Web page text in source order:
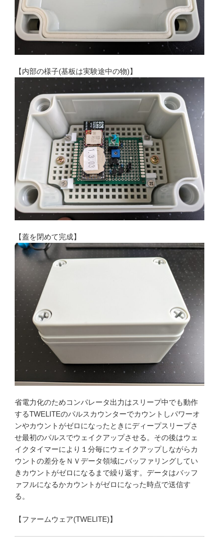
【内部の様子(基板は実験途中の物)】
【蓋を閉めて完成】
省電力化のためコンパレータ出力はスリープ中でも動作
するTWELITEのパルスカウンターでカウントしパワーオ
ンやカウントがゼロになったときにディープスリープさ
せ最初のパルスでウェイクアップさせる。その後はウェ
イクタイマーにより１分毎にウェイクアップしながらカ
ウントの差分をＮＶデータ領域にバッファリングしてい
きカウントがゼロになるまで繰り返す。データはバッフ
ァフルになるかカウントがゼロになった時点で送信す
る。
【ファームウェア(TWELITE)】